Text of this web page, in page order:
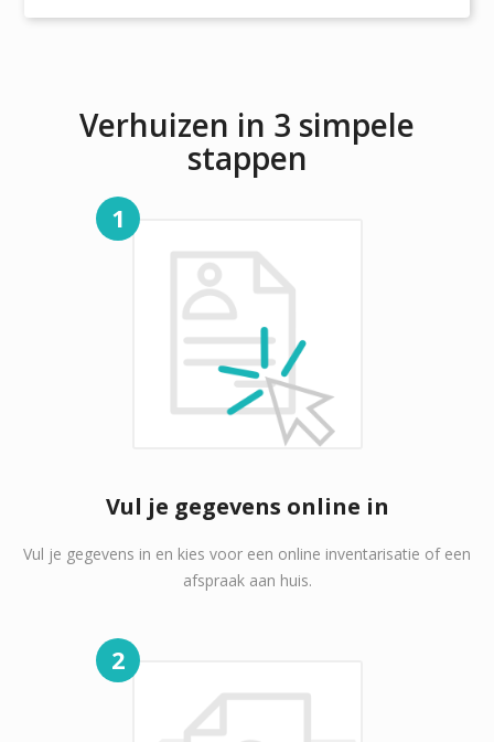
Verhuizen in 3 simpele
stappen
1
Vul je gegevens online in
Vul je gegevens in en kies voor een online inventarisatie of een
afspraak aan huis.
2